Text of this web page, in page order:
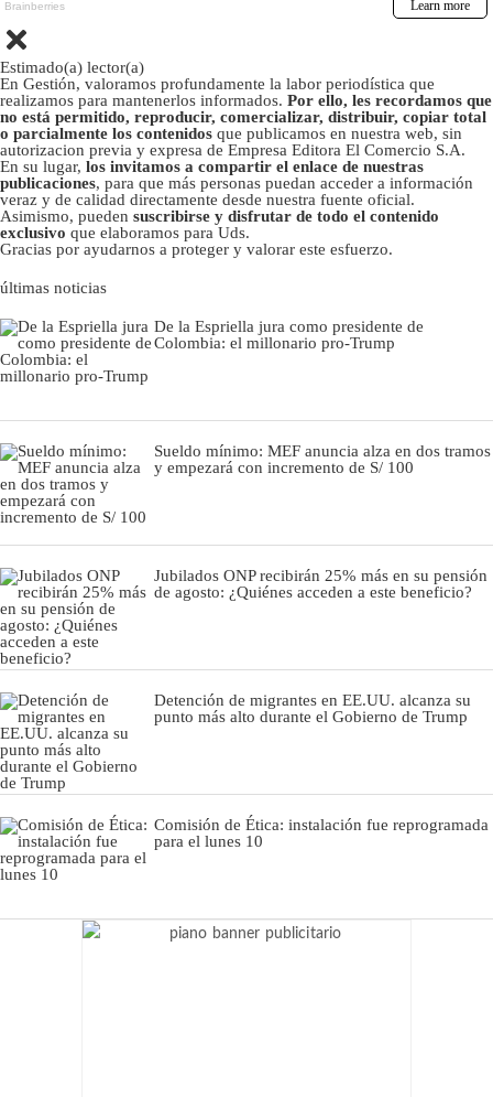
Estimado(a) lector(a)
En Gestión, valoramos profundamente la labor periodística que
realizamos para mantenerlos informados. Por ello, les recordamos que
no está permitido, reproducir, comercializar, distribuir, copiar total
o parcialmente los contenidos que publicamos en nuestra web, sin
autorizacion previa y expresa de Empresa Editora El Comercio S.A.
En su lugar, los invitamos a compartir el enlace de nuestras
publicaciones, para que más personas puedan acceder a información
veraz y de calidad directamente desde nuestra fuente oficial.
Asimismo, pueden suscribirse y disfrutar de todo el contenido
exclusivo que elaboramos para Uds.
Gracias por ayudarnos a proteger y valorar este esfuerzo.
últimas noticias
De la Espriella jura como presidente de
Colombia: el millonario pro-Trump
Sueldo mínimo: MEF anuncia alza en dos tramos
y empezará con incremento de S/ 100
Jubilados ONP recibirán 25% más en su pensión
de agosto: ¿Quiénes acceden a este beneficio?
Detención de migrantes en EE.UU. alcanza su
punto más alto durante el Gobierno de Trump
Comisión de Ética: instalación fue reprogramada
para el lunes 10